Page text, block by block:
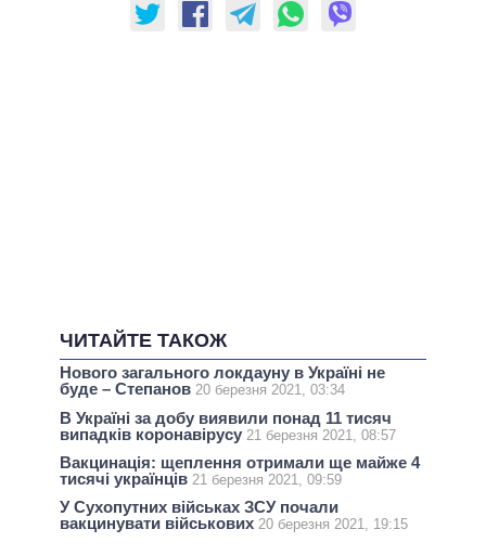
ЧИТАЙТЕ ТАКОЖ
Нового загального локдауну в Україні не
буде – Степанов 20 березня 2021, 03:34
В Україні за добу виявили понад 11 тисяч
випадків коронавірусу 21 березня 2021, 08:57
Вакцинація: щеплення отримали ще майже 4
тисячі українців 21 березня 2021, 09:59
У Сухопутних військах ЗСУ почали
вакцинувати військових 20 березня 2021, 19:15